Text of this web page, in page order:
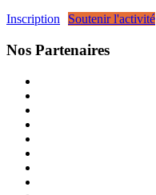
Inscription
Soutenir l'activité
Nos Partenaires